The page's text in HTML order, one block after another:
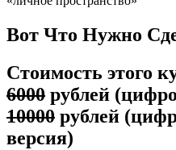
Вот Что Нужно
Стоимость этого
6000 рублей
10000 рублей
версия)